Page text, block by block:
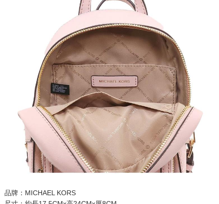
品牌：MICHAEL KORS